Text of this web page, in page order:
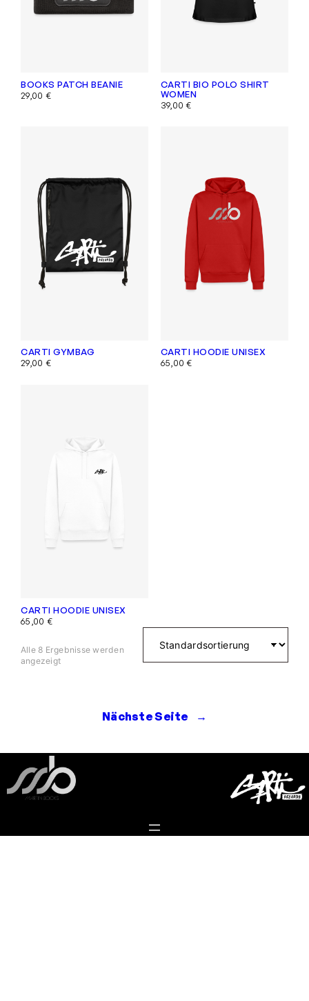
BOOKS PATCH BEANIE
29,00 €
CARTI BIO POLO SHIRT
WOMEN
39,00€
CARTI GYMBAG
29,00 €
CARTI HOODIE UNISEX
65,00€
CARTI HOODIE UNISEX
65,00 €
Alle 8 Ergebnisse werden
angezeigt
Nächste Seite →